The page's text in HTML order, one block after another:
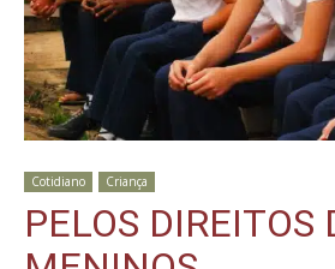
Cotidiano Criança
PELOS DIREITOS